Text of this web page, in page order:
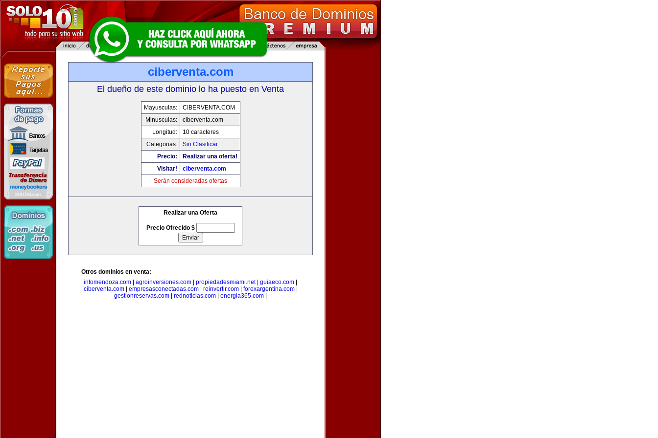
ciberventa.com
El dueño de este dominio lo ha puesto en Venta
Mayusculas:
CIBERVENTA.COM
Minusculas:
ciberventa.com
Longitud:
10 caracteres
Categorias:
Sin Clasificar
Precio:
Realizar una oferta!
Visitar!
ciberventa.com
Serán consideradas ofertas
Realizar una Oferta
Precio Ofrecido $
Otros dominios en venta:
infomendoza.com
agroinversiones.com propiedadesmiami.net| guiaeco.com
ciberventa.com| empresasconectadas.com| reinvertir.com| forexargentina.com|
gestionreservas.com
rednoticias.com energia365.com